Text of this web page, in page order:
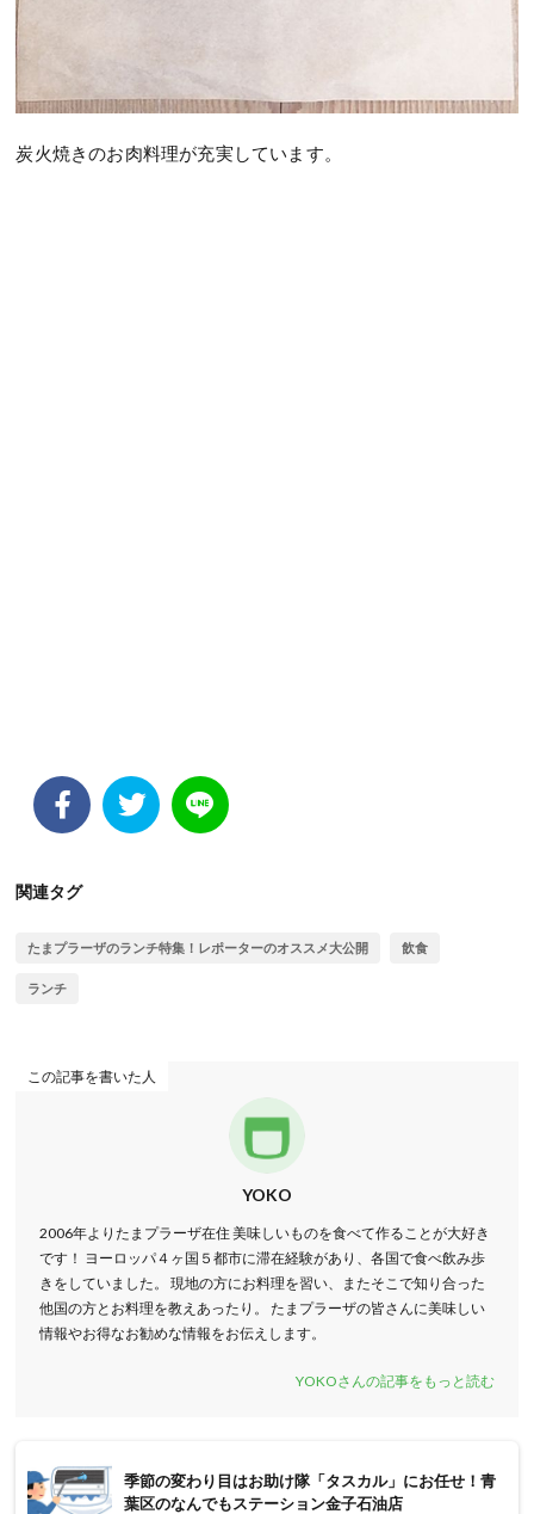
炭火焼きのお肉料理が充実しています。
関連タグ
たまプラーザのランチ特集！レポーターのオススメ大公開 飲食
ランチ
この記事を書いた人
YOKO
2006年よりたまプラーザ在住 美味しいものを食べて作ることが大好き
です！ ヨーロッパ４ヶ国５都市に滞在経験があり、各国で食べ飲み歩
きをしていました。 現地の方にお料理を習い、またそこで知り合った
他国の方とお料理を教えあったり。 たまプラーザの皆さんに美味しい
情報やお得なお勧めな情報をお伝えします。
YOKOさんの記事をもっと読む
季節の変わり目はお助け隊「タスカル」にお任せ！青
葉区のなんでもステーション金子石油店